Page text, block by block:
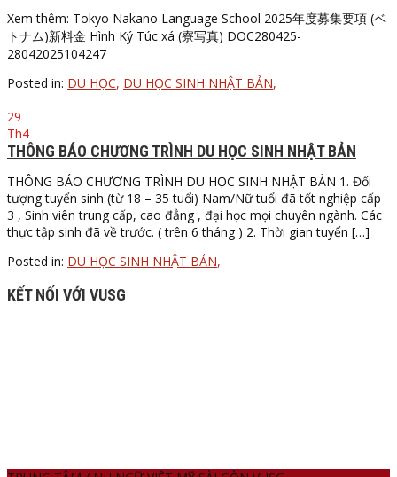
Xem thêm: Tokyo Nakano Language School 2025年度募集要項 (ベ
トナム)新料金 Hình Ký Túc xá (寮写真) DOC280425-
28042025104247
Posted in: DU HỌC, DU HỌC SINH NHẬT BẢN,
29
Th4
THÔNG BÁO CHƯƠNG TRÌNH DU HỌC SINH NHẬT BẢN
THÔNG BÁO CHƯƠNG TRÌNH DU HỌC SINH NHẬT BẢN 1. Đối
tượng tuyển sinh (từ 18 – 35 tuổi) Nam/Nữ tuổi đã tốt nghiệp cấp
3 , Sinh viên trung cấp, cao đẳng , đại học mọi chuyên ngành. Các
thực tập sinh đã về trước. ( trên 6 tháng ) 2. Thời gian tuyển […]
Posted in: DU HỌC SINH NHẬT BẢN,
KẾT NỐI VỚI VUSG